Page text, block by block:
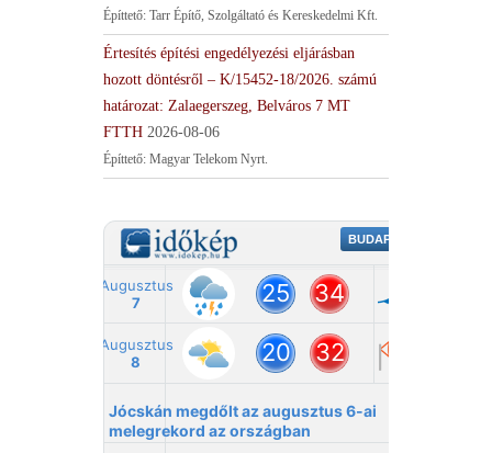
Építtető: Tarr Építő, Szolgáltató és Kereskedelmi Kft.
Értesítés építési engedélyezési eljárásban
hozott döntésről – K/15452-18/2026. számú
határozat: Zalaegerszeg, Belváros 7 MT
FTTH 2026-08-06
Építtető: Magyar Telekom Nyrt.